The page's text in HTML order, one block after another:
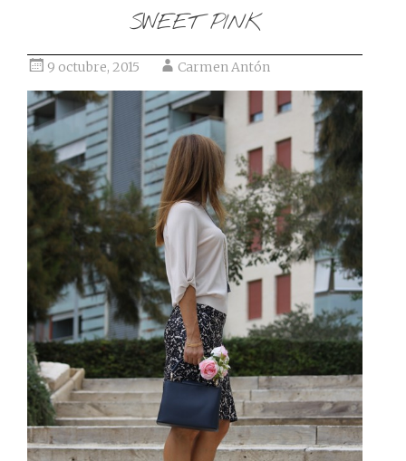
SWEET PINK
9 octubre, 2015 Carmen Antón